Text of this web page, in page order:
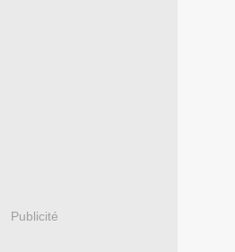
Publicité